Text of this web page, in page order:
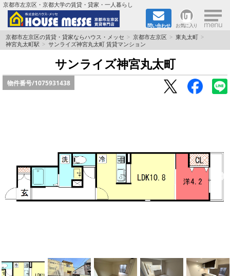
京都市左京区・京都大学の賃貸・貸家・一人暮らし
問い合わせ お気に入り ×
TOPページ
地図から検索
地域から検索
家族で住むならマンション？賃家？
一人暮らしの物件特集
ハウスメーカー施工特集！
京都市左京区の賃貸・貸家ならハウス・メッセ 京都市左京区
東丸太町
神宮丸太町駅
サンライズ神宮丸太町 賃貸マンション
サンライズ神宮丸太町
物件番号/1075931438